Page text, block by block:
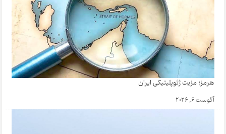
هرمز؛ مزیت ژئوپلیتیکی ایران
آگوست 6, 2026